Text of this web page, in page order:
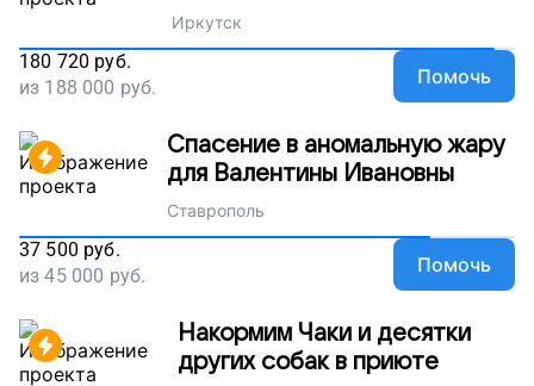
Иркутск
180 720 руб.
из 188 000 руб. Помочь
Спасение в аномальную жару
для Валентины Ивановны
Ставрополь
37 500 руб.
из45 000 руб. Помочь
Накормим Чаки и десятки
других собак в приюте